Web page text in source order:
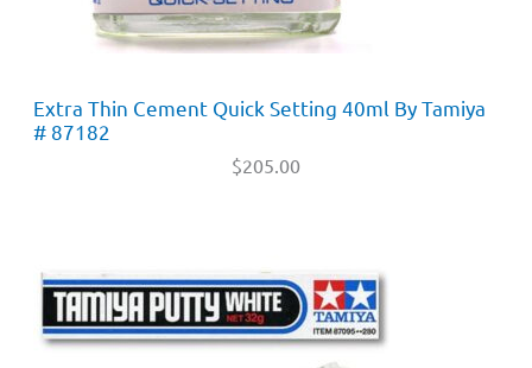
Extra Thin Cement Quick Setting 40ml By Tamiya
# 87182
$205.00